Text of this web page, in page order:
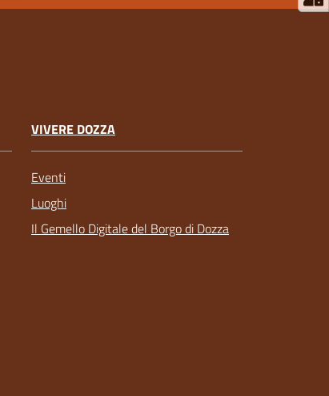
VIVERE DOZZA
Eventi
Luoghi
Il Gemello Digitale del Borgo di Dozza